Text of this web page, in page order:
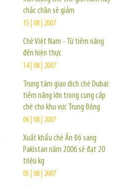
chắc chắn sẽ giảm
15 | 08 | 2007
Chè Việt Nam - Từ tiềm năng
đến hiện thực
14 | 08 | 2007
Trung tâm giao dịch chè Dubai:
tiềm năng lớn trong cung cấp
chè cho khu vực Trung Đông
06 | 08 | 2007
Xuất khẩu chè Ấn Độ sang
Pakistan năm 2006 sẽ đạt 20
triệu kg
05 | 08 | 2007